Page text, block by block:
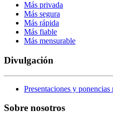
Más privada
Más segura
Más rápida
Más fiable
Más mensurable
Divulgación
Presentaciones y ponencias
Sobre nosotros